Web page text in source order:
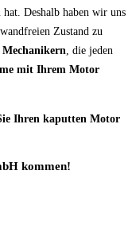
Deshalb haben wir uns
Zustand zu
Mechanikern , die jeden
mit Ihrem Motor
Ihren kaputten Motor
kommen!